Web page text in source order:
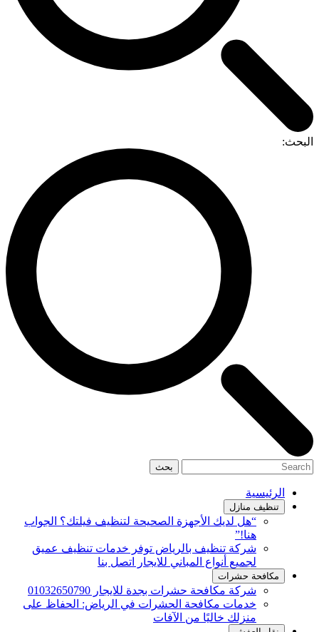
البحث:
بحث
الرئيسية
تنظيف منازل
“هل لديك الأجهزة الصحيحة لتنظيف فيلتك؟ الجواب
هنا!”
شركة تنظيف بالرياض توفر خدمات تنظيف عميق
لجميع أنواع المباني للايجار اتصل بنا
مكافحة حشرات
شركة مكافحة حشرات بجدة للايجار 01032650790
خدمات مكافحة الحشرات في الرياض: الحفاظ على
منزلك خاليًا من الآفات